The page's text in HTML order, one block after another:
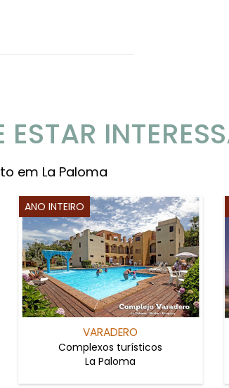
em La Paloma
ANO INTEIRO
VARADERO
Complexos turísticos
La Paloma